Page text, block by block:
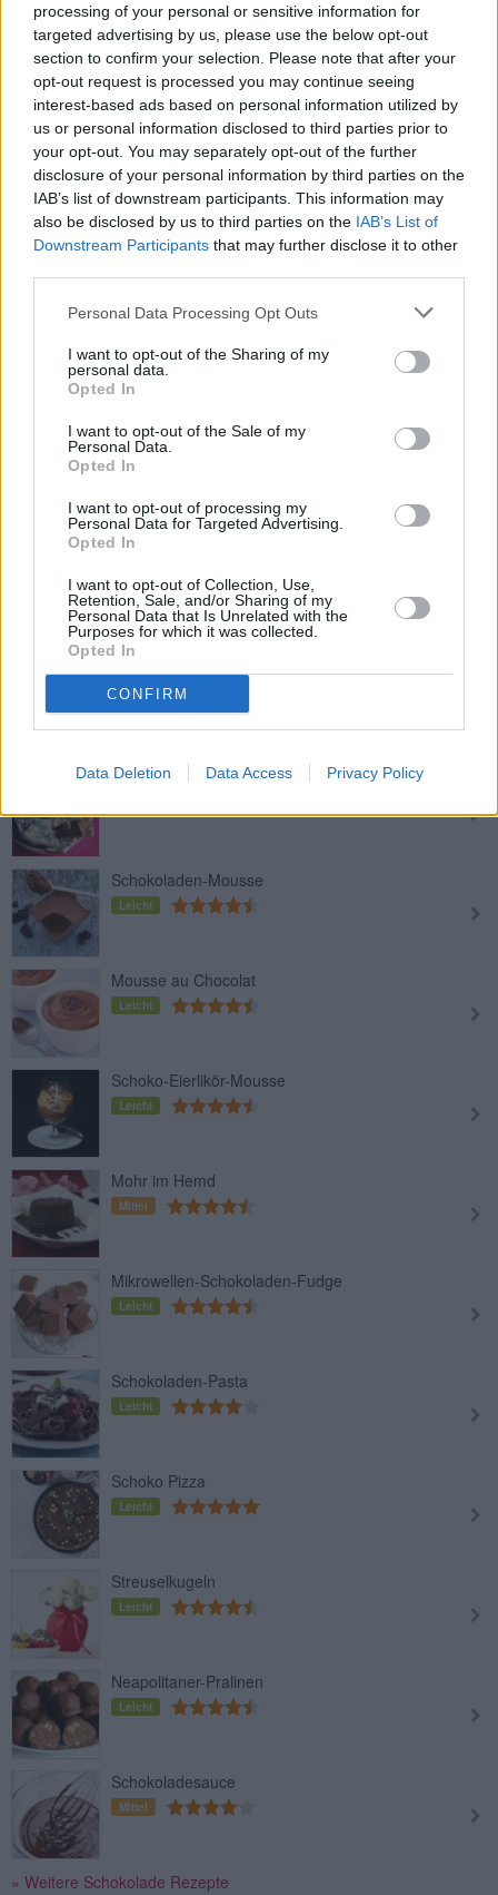
processing of your personal or sensitive information for
targeted advertising by us, please use the below opt-out
section to confirm your selection. Please note that after your
opt-out request is processed you may continue seeing
interest-based ads based on personal information utilized by
us or personal information disclosed to third parties prior to
your opt-out. You may separately opt-out of the further
disclosure of your personal information by third parties on the
IAB’s list of downstream participants. This information may
also be disclosed by us to third parties on the IAB’s List of
Downstream Participants that may further disclose it to other
Personal Data Processing Opt Outs
I want to opt-out of the Sharing of my
personal data.
Opted In
I want to opt-out of the Sale of my
Personal Data.
Opted In
I want to opt-out of processing my
Personal Data for Targeted Advertising.
Opted In
I want to opt-out of Collection, Use,
Retention, Sale, and/or Sharing of my
Personal Data that Is Unrelated with the
Purposes for which it was collected.
Opted In
CONFIRM
Data Deletion Data Access Privacy Policy
Ähnliche Rezepte
Schokoladenglasur
Leicht
Giotto-Pralinen
Leicht
Süße Sandwich-Rollen
Leicht
Heiße Schokolade
Leicht
Heiße weiße Schokolade
Leicht
Oreo-Eichel-Konfekt
Bunte Bruchschokolade
Schokoladen-Mousse
Leicht
Mousse au Chocolat
Leicht
Schoko-Eierlikör-Mousse
Leicht
Mohr im Hemd
Mittel
Mikrowellen-Schokoladen-Fudge
Leicht
Schokoladen-Pasta
Leicht
Schoko Pizza
Leicht
Streuselkugeln
Leicht
Neapolitaner-Pralinen
Leicht
Schokoladesauce
Mittel
» Weitere Schokolade Rezepte